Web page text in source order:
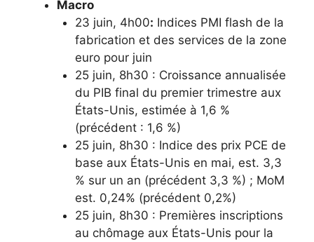
Macro
23 juin, 4h00: Indices PMI flash de la
fabrication et des services de la zone
euro pour juin
25 juin, 8h30 : Croissance annualisée
du PIB final du premier trimestre aux
États-Unis, estimée à 1,6 %
(précédent : 1,6 %)
25 juin, 8h30 : Indice des prix PCE de
base aux États-Unis en mai, est. 3,3
% sur un an (précédent 3,3 %) ; MoM
est. 0,24% (précédent 0,2%)
25 juin, 8h30 : Premières inscriptions
au chômage aux États-Unis pour la